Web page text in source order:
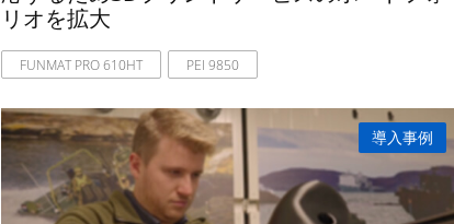
リオを拡大
FUNMAT PRO 610HT PEI 9850
導入事例